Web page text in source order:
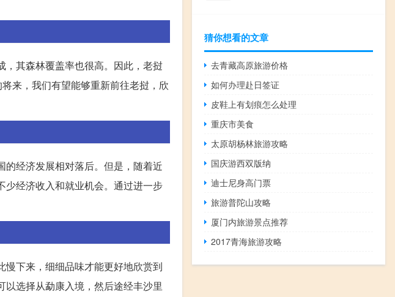
，其森林覆盖率也很高。因此，老挝
来，我们有望能够重新前往老挝，欣
经济发展相对落后。但是，随着近
少经济收入和就业机会。通过进一步
下来，细细品味才能更好地欣赏到
选择从勐康入境，然后途经丰沙里
猜你想看的文章
去青藏高原旅游价格
如何办理赴日签证
皮鞋上有划痕怎么处理
重庆市美食
太原胡杨林旅游攻略
国庆游西双版纳
迪士尼身高门票
旅游普陀山攻略
厦门内旅游景点推荐
2017青海旅游攻略